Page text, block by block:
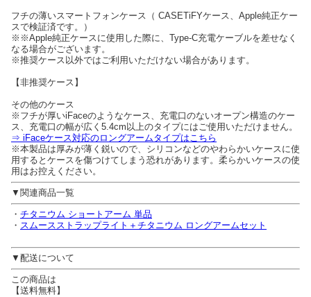
フチの薄いスマートフォンケース（ CASETiFYケース、Apple純正ケー
スで検証済です。）
※※Apple純正ケースに使用した際に、Type-C充電ケーブルを差せなく
なる場合がございます。
※推奨ケース以外ではご利用いただけない場合があります。
【非推奨ケース】
その他のケース
※フチが厚いiFaceのようなケース、充電口のないオープン構造のケー
ス、充電口の幅が広く5.4cm以上のタイプにはご使用いただけません。
⇒ iFaceケース対応のロングアームタイプはこちら
※本製品は厚みが薄く鋭いので、シリコンなどのやわらかいケースに使
用するとケースを傷つけてしまう恐れがあります。柔らかいケースの使
用はお控えください。
▼関連商品一覧
・ チタニウム ショートアーム 単品
・ スムースストラップライト＋チタニウム ロングアームセット
▼配送について
この商品は
【送料無料】